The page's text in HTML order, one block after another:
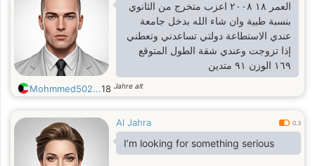
العمر ١٨ ٢٠٠٨ اعزب متخرج من الثانوي
بنسبة طبية وان شاء الله بدخل جامعة
عندي الاستطاعة دولتي تساعدني وتعطني
إذا تزوجت وعندي شقة الطول المتوقع
١٦٩ الوزن ٩١ متدين
Mohmmed502...18 Jahre alt
Al Jahra 0.3
I’m looking for something serious